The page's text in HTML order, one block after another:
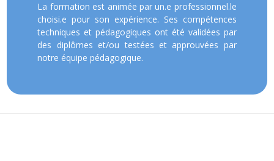
La formation est animée par un.e professionnel.le
choisi.e pour son expérience. Ses compétences
techniques et pédagogiques ont été validées par
des diplômes et/ou testées et approuvées par
notre équipe pédagogique.